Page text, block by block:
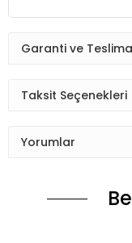
Garanti ve
Taksit Seçenekleri
Yorumlar